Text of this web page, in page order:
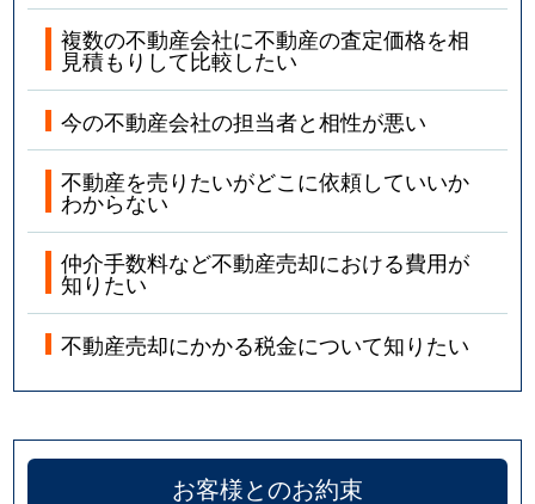
複数の不動産会社に不動産の査定価格を相
見積もりして比較したい
今の不動産会社の担当者と相性が悪い
不動産を売りたいがどこに依頼していいか
わからない
仲介手数料など不動産売却における費用が
知りたい
不動産売却にかかる税金について知りたい
お客様とのお約束